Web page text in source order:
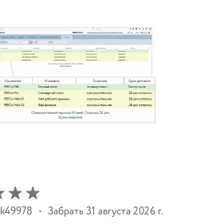
k49978 • Забрать 31 августа 2026 г.